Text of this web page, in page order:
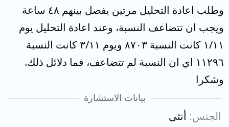
وطلب اعادة التحليل مرتين يفصل بينهم ٤٨ ساعة
ويجب ان تتضاعف النسبة، وعند اعادة التحليل يوم
١/١١ كانت النسبة ٨٧٠٣ ويوم ٣/١١ كانت النسبة
١١٢٩٦ اي ان النسبة لم تتضاعف، فما دلائل ذلك.
وشكرا
بيانات الاستشارة
الجنس
أنثى